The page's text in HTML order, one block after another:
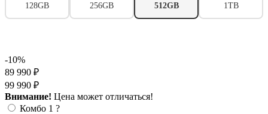
128GB 256GB 512GB 1TB
-10%
89 990 ₽
99 990 ₽
Внимание! Цена может отличаться!
Комбо 1 ?